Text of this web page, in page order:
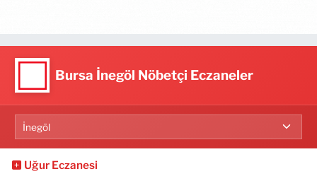
Bursa İnegöl Nöbetçi Eczaneler
Uğur Eczanesi